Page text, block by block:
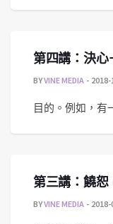
第四講：決
BYVINE MEDIA
目的。例如，有
第三講：饒
BYVINE MEDIA